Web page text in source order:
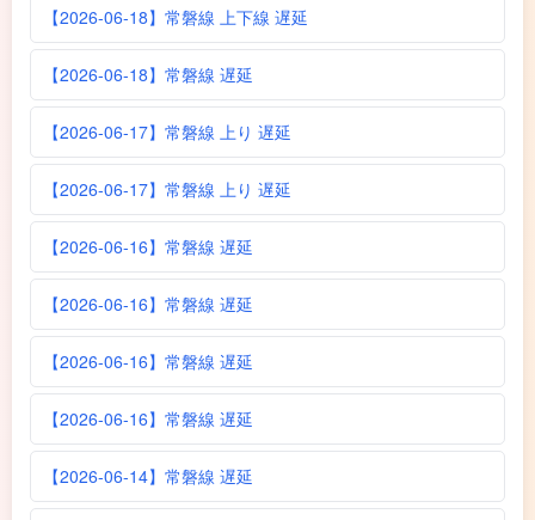
【2026-06-18】常磐線 上下線 遅延
【2026-06-18】常磐線 遅延
【2026-06-17】常磐線 上り 遅延
【2026-06-17】常磐線 上り 遅延
【2026-06-16】常磐線 遅延
【2026-06-16】常磐線 遅延
【2026-06-16】常磐線 遅延
【2026-06-16】常磐線 遅延
【2026-06-14】常磐線 遅延